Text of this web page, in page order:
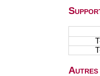
Autres